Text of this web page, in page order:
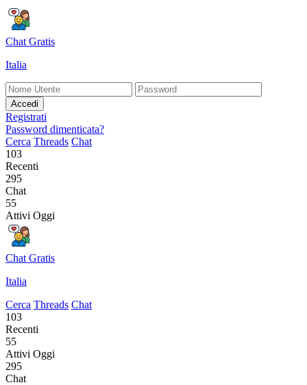
Chat Gratis
Italia
Accedi
Registrati
Password dimenticata?
Cerca Threads Chat
103
Recenti
295
Chat
55
Attivi Oggi
Chat Gratis
Italia
Cerca Threads Chat
103
Recenti
55
Attivi Oggi
295
Chat